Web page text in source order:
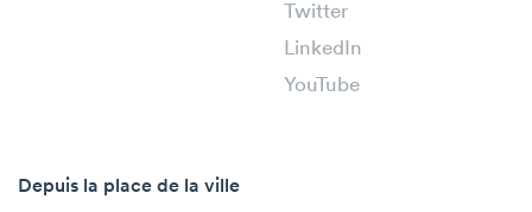
Twitter
LinkedIn
YouTube
Depuis la place de la ville